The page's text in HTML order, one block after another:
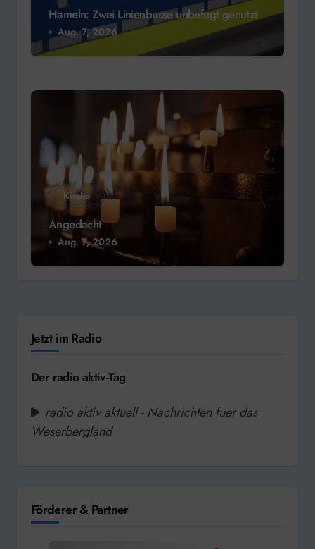
Hameln: Zwei Linienbusse unbefugt genutzt
Aug. 7, 2026
Kirche
Angedacht
Aug. 7, 2026
Jetzt im Radio
Der radio aktiv-Tag
radio aktiv aktuell - Nachrichten fuer das
Weserbergland
Förderer & Partner